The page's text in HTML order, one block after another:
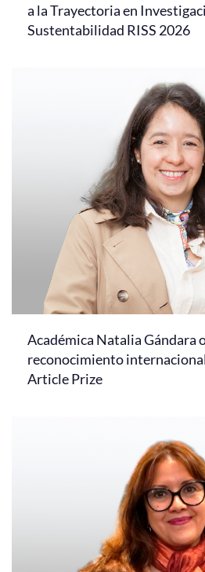
a la Trayectoria en
Sustentabilidad RISS 2026
Académica Natalia Gándara
reconocimiento
Article Prize